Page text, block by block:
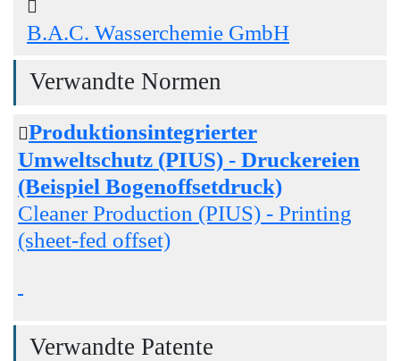
B.A.C. Wasserchemie GmbH
Verwandte Normen
Produktionsintegrierter
Umweltschutz (PIUS) - Druckereien
(Beispiel Bogenoffsetdruck)
Cleaner Production (PIUS) - Printing
(sheet-fed offset)
Verwandte Patente